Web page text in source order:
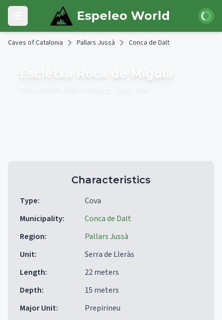
Skip to main content
Open main menu Espeleo World Login
Caves of Catalonia Pallars Jussà Conca de Dalt
Escletxa Roca de Migdia
Characteristics
Type:
Cova
Municipality:
Conca de Dalt
Region:
Pallars Jussà
Unit:
Serra de Lleràs
Length:
22 meters
Depth:
15 meters
Major Unit:
Prepirineu